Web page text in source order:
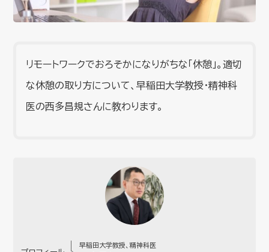
リモートワークでおろそかになりがちな「休憩」。適切
な休憩の取り方について、早稲田大学教授・精神科
医の西多昌規さんに教わります。
早稲田大学教授、精神科医